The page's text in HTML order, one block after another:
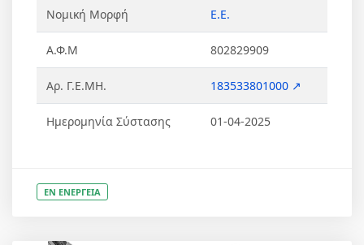
Νομική Μορφή Ε.Ε.
Α.Φ.Μ 802829909
Αρ. Γ.Ε.ΜΗ. 183533801000 ↗
Ημερομηνία Σύστασης 01-04-2025
ΕΝ ΕΝΕΡΓΕΙΑ